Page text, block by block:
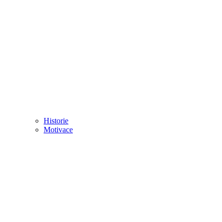
Historie
Motivace